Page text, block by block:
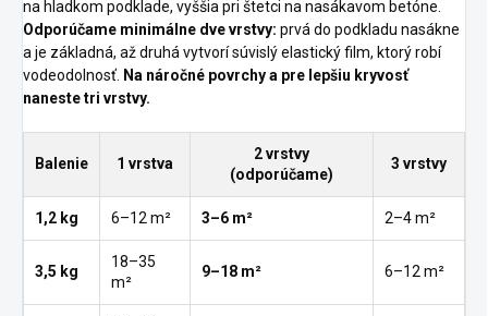
na hladkom podklade, vyššia pri štetci na nasákavom betóne.
Odporúčame minimálne dve vrstvy: prvá do podkladu nasákne
a je základná, až druhá vytvorí súvislý elastický film, ktorý robí
vodeodolnosť. Na náročné povrchy a pre lepšiu kryvosť
naneste tri vrstvy.
Balenie 1 vrstva
2 vrstvy
(odporúčame)
3 vrstvy
1,2 kg 6–12 m² 3–6 m² 2–4 m²
3,5 kg
18–35
m²
9–18 m² 6–12 m²